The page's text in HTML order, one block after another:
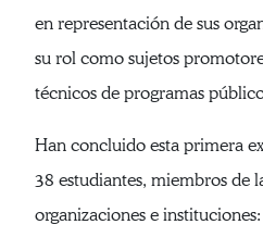
en representación de sus
su rol como sujetos
técnicos de programas
Han concluido esta primera
38 estudiantes, miembros de
organizaciones e